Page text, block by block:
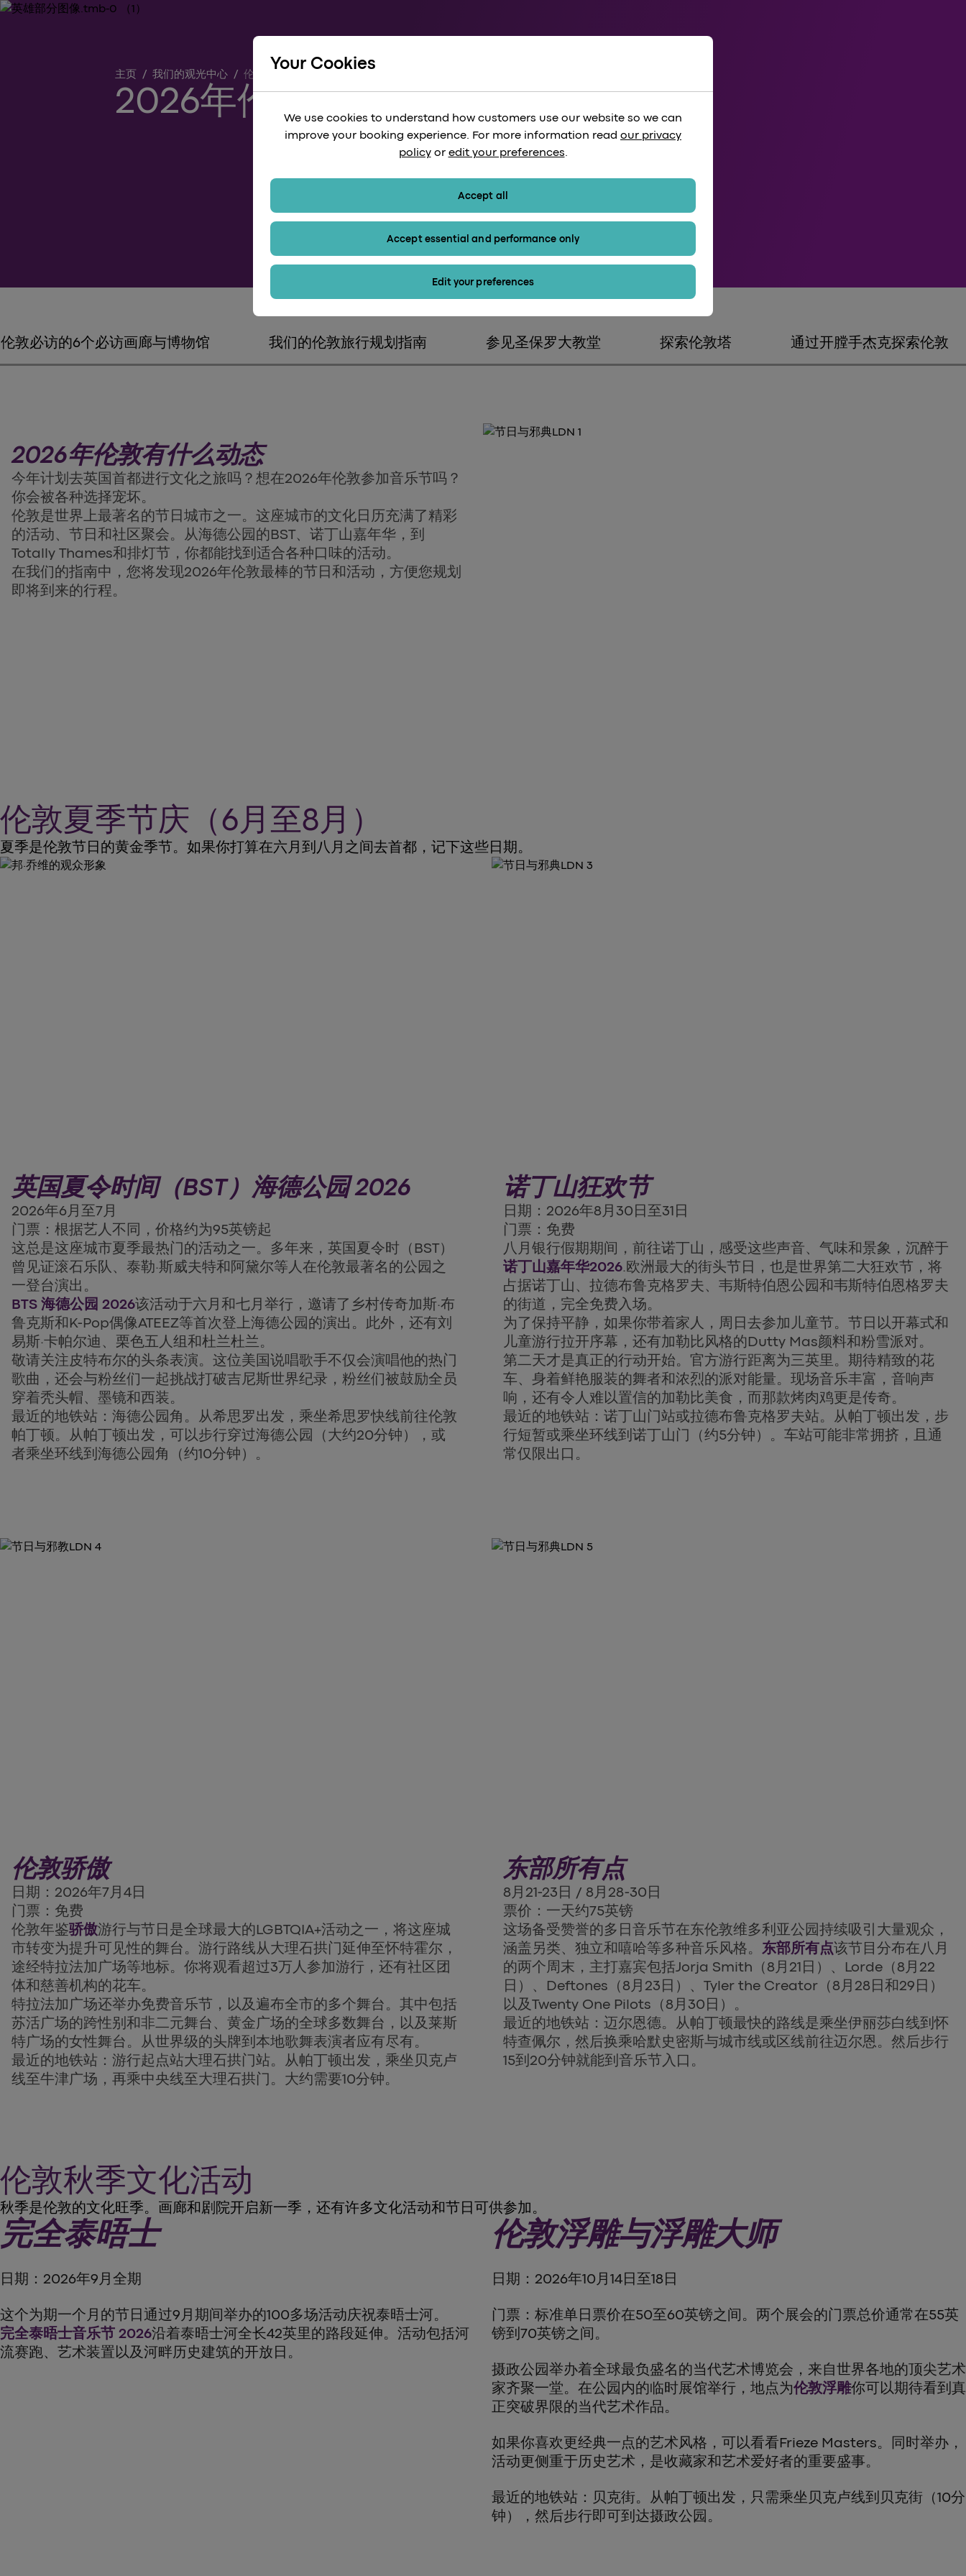
主页 / 我们的观光中心 / 伦敦节庆与文化 2026
2026年伦敦最佳节日与文化活动
伦敦必访的6个必访画廊与博物馆 我们的伦敦旅行规划指南 参见圣保罗大教堂 探索伦敦塔 通过开膛手杰克探索伦敦
2026年伦敦有什么动态
今年计划去英国首都进行文化之旅吗？想在2026年伦敦参加音乐节吗？
你会被各种选择宠坏。
伦敦是世界上最著名的节日城市之一。这座城市的文化日历充满了精彩
的活动、节日和社区聚会。从海德公园的BST、诺丁山嘉年华，到
Totally Thames和排灯节，你都能找到适合各种口味的活动。
在我们的指南中，您将发现2026年伦敦最棒的节日和活动，方便您规划
即将到来的行程。
伦敦夏季节庆（6月至8月）
夏季是伦敦节日的黄金季节。如果你打算在六月到八月之间去首都，记下这些日期。
英国夏令时间（BST）海德公园 2026
2026年6月至7月
门票：根据艺人不同，价格约为95英镑起
这总是这座城市夏季最热门的活动之一。多年来，英国夏令时（BST）
曾见证滚石乐队、泰勒·斯威夫特和阿黛尔等人在伦敦最著名的公园之
一登台演出。
BTS 海德公园 2026该活动于六月和七月举行，邀请了乡村传奇加斯·布
鲁克斯和K-Pop偶像ATEEZ等首次登上海德公园的演出。此外，还有刘
易斯·卡帕尔迪、栗色五人组和杜兰杜兰。
敬请关注皮特布尔的头条表演。这位美国说唱歌手不仅会演唱他的热门
歌曲，还会与粉丝们一起挑战打破吉尼斯世界纪录，粉丝们被鼓励全员
穿着秃头帽、墨镜和西装。
最近的地铁站：海德公园角。从希思罗出发，乘坐希思罗快线前往伦敦
帕丁顿。从帕丁顿出发，可以步行穿过海德公园（大约20分钟），或
者乘坐环线到海德公园角（约10分钟）。
诺丁山狂欢节
日期：2026年8月30日至31日
门票：免费
八月银行假期期间，前往诺丁山，感受这些声音、气味和景象，沉醉于
诺丁山嘉年华2026.欧洲最大的街头节日，也是世界第二大狂欢节，将
占据诺丁山、拉德布鲁克格罗夫、韦斯特伯恩公园和韦斯特伯恩格罗夫
的街道，完全免费入场。
为了保持平静，如果你带着家人，周日去参加儿童节。节日以开幕式和
儿童游行拉开序幕，还有加勒比风格的Dutty Mas颜料和粉雪派对。
第二天才是真正的行动开始。官方游行距离为三英里。期待精致的花
车、身着鲜艳服装的舞者和浓烈的派对能量。现场音乐丰富，音响声
响，还有令人难以置信的加勒比美食，而那款烤肉鸡更是传奇。
最近的地铁站：诺丁山门站或拉德布鲁克格罗夫站。从帕丁顿出发，步
行短暂或乘坐环线到诺丁山门（约5分钟）。车站可能非常拥挤，且通
常仅限出口。
伦敦骄傲
日期：2026年7月4日
门票：免费
伦敦年鉴骄傲游行与节日是全球最大的LGBTQIA+活动之一，将这座城
市转变为提升可见性的舞台。游行路线从大理石拱门延伸至怀特霍尔，
途经特拉法加广场等地标。你将观看超过3万人参加游行，还有社区团
体和慈善机构的花车。
特拉法加广场还举办免费音乐节，以及遍布全市的多个舞台。其中包括
苏活广场的跨性别和非二元舞台、黄金广场的全球多数舞台，以及莱斯
特广场的女性舞台。从世界级的头牌到本地歌舞表演者应有尽有。
最近的地铁站：游行起点站大理石拱门站。从帕丁顿出发，乘坐贝克卢
线至牛津广场，再乘中央线至大理石拱门。大约需要10分钟。
东部所有点
8月21-23日 / 8月28-30日
票价：一天约75英镑
这场备受赞誉的多日音乐节在东伦敦维多利亚公园持续吸引大量观众，
涵盖另类、独立和嘻哈等多种音乐风格。 东部所有点该节目分布在八月
的两个周末，主打嘉宾包括Jorja Smith（8月21日）、Lorde（8月22
日）、Deftones（8月23日）、Tyler the Creator（8月28日和29日）
以及Twenty One Pilots（8月30日）。
最近的地铁站：迈尔恩德。从帕丁顿最快的路线是乘坐伊丽莎白线到怀
特查佩尔，然后换乘哈默史密斯与城市线或区线前往迈尔恩。然后步行
15到20分钟就能到音乐节入口。
伦敦秋季文化活动
秋季是伦敦的文化旺季。画廊和剧院开启新一季，还有许多文化活动和节日可供参加。
完全泰晤士
日期：2026年9月全期
这个为期一个月的节日通过9月期间举办的100多场活动庆祝泰晤士河。
完全泰晤士音乐节 2026沿着泰晤士河全长42英里的路段延伸。活动包括河
流赛跑、艺术装置以及河畔历史建筑的开放日。
伦敦浮雕与浮雕大师
日期：2026年10月14日至18日
门票：标准单日票价在50至60英镑之间。两个展会的门票总价通常在55英
镑到70英镑之间。
摄政公园举办着全球最负盛名的当代艺术博览会，来自世界各地的顶尖艺术
家齐聚一堂。在公园内的临时展馆举行，地点为伦敦浮雕你可以期待看到真
正突破界限的当代艺术作品。
如果你喜欢更经典一点的艺术风格，可以看看Frieze Masters。同时举办，
活动更侧重于历史艺术，是收藏家和艺术爱好者的重要盛事。
最近的地铁站：贝克街。从帕丁顿出发，只需乘坐贝克卢线到贝克街（10分
钟），然后步行即可到达摄政公园。
Your Cookies
We use cookies to understand how customers use our website so we can
improve your booking experience. For more information read our privacy
policyor edit your preferences.
Accept all
Accept essential and performance only
Edit your preferences